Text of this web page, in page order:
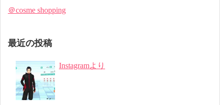
＠cosme shopping
最近の投稿
Instagramより